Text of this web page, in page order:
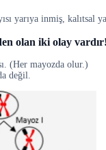
yarıya inmiş, kalıtsal
olan iki olay vardır!
(Her mayozda olur.)
değil.